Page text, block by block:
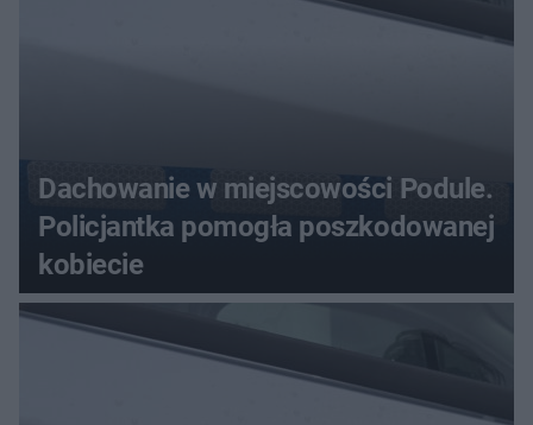
Dachowanie w miejscowości Podule.
Policjantka pomogła poszkodowanej
kobiecie